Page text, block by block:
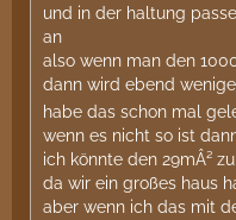
und in der haltung
an
also wenn man den
dann wird ebend
habe das schon mal
wenn es nicht so ist
ich könnte den 29mÂ²
da wir ein großes haus
aber wenn ich das mit